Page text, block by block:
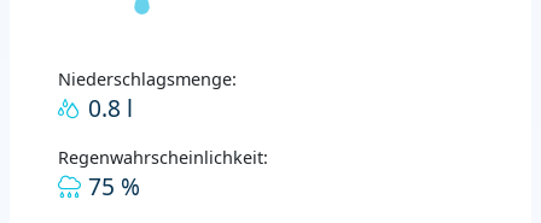
Niederschlagsmenge:
0.8 l
Regenwahrscheinlichkeit:
75 %